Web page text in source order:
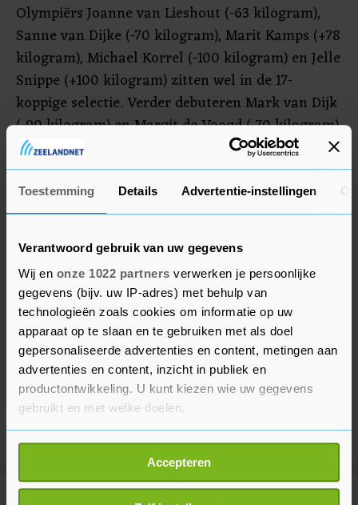
Toestemming Details Advertentie-instellingen
Verantwoord gebruik van uw gegevens
Wij en onze 1022 partners verwerken je persoonlijke
gegevens (bijv. uw IP-adres) met behulp van
technologieën zoals cookies om informatie op uw
apparaat op te slaan en te gebruiken met als doel
gepersonaliseerde advertenties en content, metingen aan
advertenties en content, inzicht in publiek en
productontwikkeling. U kunt kiezen wie uw gegevens
gebruikt en met welke doelen.
Als u het toestaat, willen we ook graag:
Informatie verzamelen over uw geografische
locatie, die tot een paar meter nauwkeurig kan zijn
Accepteren
Olympiërs Joanne van Lieshout (-63 kilogram),
Sanne van Dijke (-70 kilogram), Marit Kamps (+78
kilogram), Michael Korrel (-100 kilogram) en Jelle
Snippe (+100 kilogram) zitten wel in de 17-
koppige selectie. Verder debuteren Mark van Dijk
(-90 kilogram) en Margit de Voogd (-70 kilogram)
op het Europese toernooi.